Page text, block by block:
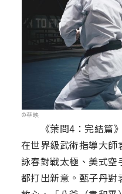
©華映
《葉問4：完結篇》
在世界級武術指導大師
詠春對戰太極、美式空
都打出新意。甄子丹